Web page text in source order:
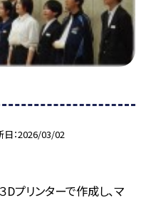
日 2026/03/02
Dプリンターで作成し、マ